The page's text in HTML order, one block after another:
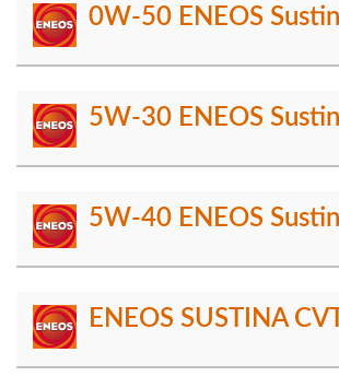
0W-50 ENEOS
5W-30 ENEOS
5W-40 ENEOS
ENEOS SUSTINA